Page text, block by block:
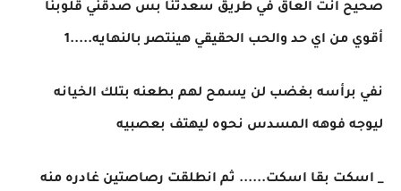
صحيح انت العاق في طريق سعدتنا بس صدقني قلوبنا
أقوي من اي حد والحب الحقيقي هينتصر بالنهايه.....1
نفي برأسه بغضب لن يسمح لهم بطعنه بتلك الخيانه
ليوجه فوهه المسدس نحوه ليهتف بعصبيه
_ اسكت بقا اسكت...... ثم انطلقت رصاصتين غادره منه